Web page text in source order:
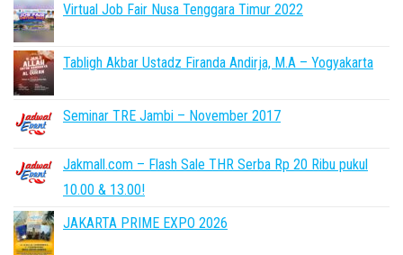
Virtual Job Fair Nusa Tenggara Timur 2022
Tabligh Akbar Ustadz Firanda Andirja, M.A – Yogyakarta
Seminar TRE Jambi – November 2017
Jakmall.com – Flash Sale THR Serba Rp 20 Ribu pukul
10.00 & 13.00!
JAKARTA PRIME EXPO 2026